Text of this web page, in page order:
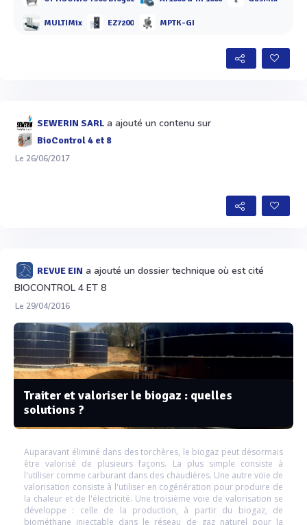
MULTIMix EZ7200 MPTK-GI
SEWERIN SARL a ajouté un contenu sur
BioControl 4 et 8
Le 26/06/2017
REVUE EIN a ajouté un dossier technique où est cité
BIOCONTROL 4 ET 8
Le 29/04/2016
Traiter et valoriser le biogaz : quelles
solutions ?
Auparavant éliminé dans des torchères, le biogaz peut désormais
être valorisé de plusieurs façons. La plus simple consiste à
l'utiliser comme carburant dans des chaudières. Une autre voie de
valorisation consiste à l'utiliser en cogénération pour produire de
la chaleur et de l'électricité. Une troisième voie de valorisation se
développe : celle de la production, à partir du biogaz, de
biométhane injectable dans le réseau de gaz naturel pour la